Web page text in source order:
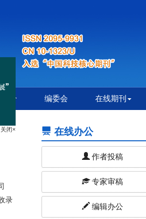
简介 编委会 在线期刊
录
在线办公
作者投稿
专家审稿
编辑办公